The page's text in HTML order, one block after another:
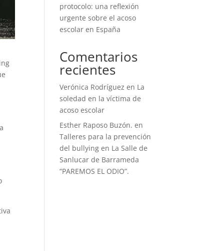
protocolo: una reflexión
urgente sobre el acoso
escolar en España
Comentarios
recientes
Verónica Rodríguez en La
soledad en la víctima de
acoso escolar
Esther Raposo Buzón. en
Talleres para la prevención
del bullying en La Salle de
Sanlucar de Barrameda
“PAREMOS EL ODIO”.